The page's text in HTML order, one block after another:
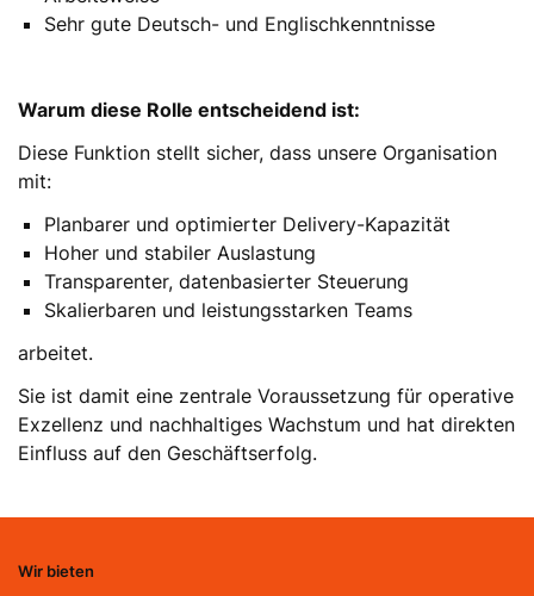
Sehr gute Deutsch- und Englischkenntnisse
Warum diese Rolle entscheidend ist:
Diese Funktion stellt sicher, dass unsere Organisation
mit:
Planbarer und optimierter Delivery-Kapazität
Hoher und stabiler Auslastung
Transparenter, datenbasierter Steuerung
Skalierbaren und leistungsstarken Teams
arbeitet.
Sie ist damit eine zentrale Voraussetzung für operative
Exzellenz und nachhaltiges Wachstum und hat direkten
Einfluss auf den Geschäftserfolg.
Wir bieten